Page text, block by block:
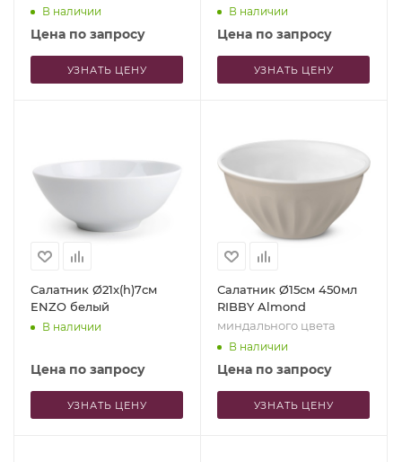
В наличии
Цена по запросу
УЗНАТЬ ЦЕНУ
Gourmet
В наличии
Цена по запросу
УЗНАТЬ ЦЕНУ
Салатник Ø21x(h)7см
ENZO белый
В наличии
Цена по запросу
УЗНАТЬ ЦЕНУ
Салатник Ø15см 450мл
RIBBY Almond
миндального цвета
В наличии
Цена по запросу
УЗНАТЬ ЦЕНУ